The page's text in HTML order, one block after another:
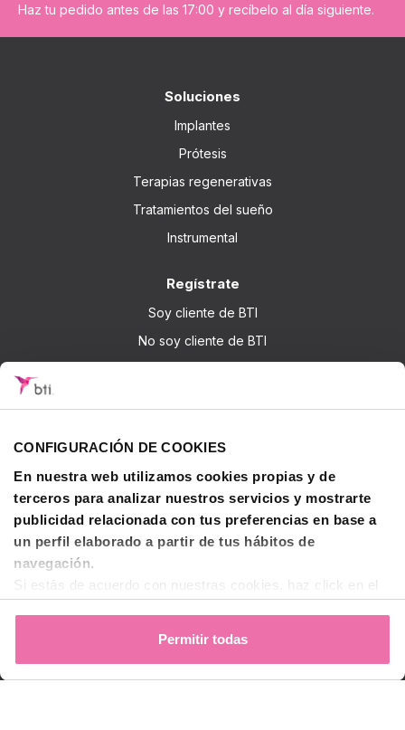
CONFIGURACIÓN DE COOKIES
En nuestra web utilizamos cookies propias y de
terceros para analizar nuestros servicios y mostrarte
publicidad relacionada con tus preferencias en base a
un perfil elaborado a partir de tus hábitos de
navegación.
Si estás de acuerdo con nuestras cookies, haz click en el
Permitir todas
Haz tu pedido antes de las 17:00 y recíbelo al día siguiente.
Soluciones
Implantes
Prótesis
Terapias regenerativas
Tratamientos del sueño
Instrumental
Regístrate
Soy cliente de BTI
No soy cliente de BTI
BTI Biotechnology Institute
Soluciones BTI
Investigación
Canal Audiovisual BTI Channel